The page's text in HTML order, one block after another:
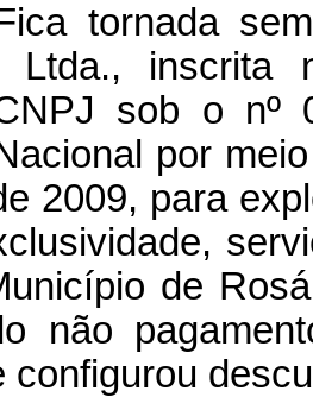
tornada
Ltda., inscrita
sob o nº
por
2009, para
de
não
configurou